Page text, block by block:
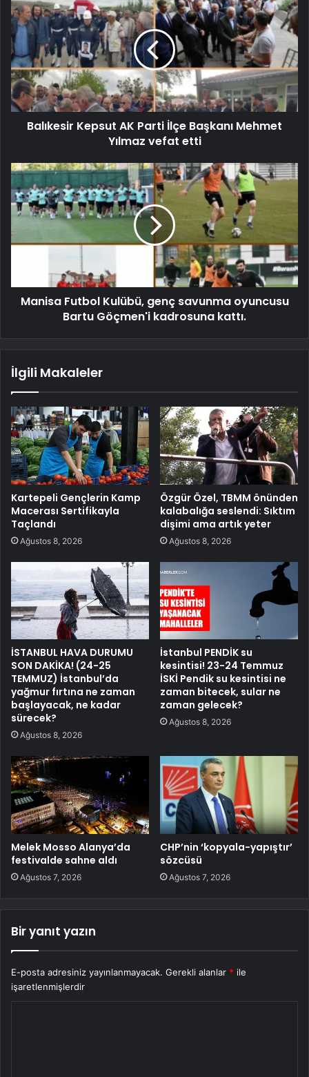
Balıkesir Kepsut AK Parti İlçe Başkanı Mehmet
Yılmaz vefat etti
Manisa Futbol Kulübü, genç savunma oyuncusu
Bartu Göçmen'i kadrosuna kattı.
İlgili Makaleler
Kartepeli Gençlerin Kamp
Macerası Sertifikayla
Taçlandı
Ağustos 8, 2026
Özgür Özel, TBMM önünden
kalabalığa seslendi: Sıktım
dişimi ama artık yeter
Ağustos 8, 2026
İSTANBUL HAVA DURUMU
SON DAKİKA! (24-25
TEMMUZ) İstanbul’da
yağmur fırtına ne zaman
başlayacak, ne kadar
sürecek?
Ağustos 8, 2026
İstanbul PENDİK su
kesintisi! 23-24 Temmuz
İSKİ Pendik su kesintisi ne
zaman bitecek, sular ne
zaman gelecek?
Ağustos 8, 2026
Melek Mosso Alanya’da
festivalde sahne aldı
Ağustos 7, 2026
CHP’nin ‘kopyala-yapıştır’
sözcüsü
Ağustos 7, 2026
Bir yanıt yazın
E-posta adresiniz yayınlanmayacak. Gerekli alanlar * ile
işaretlenmişlerdir